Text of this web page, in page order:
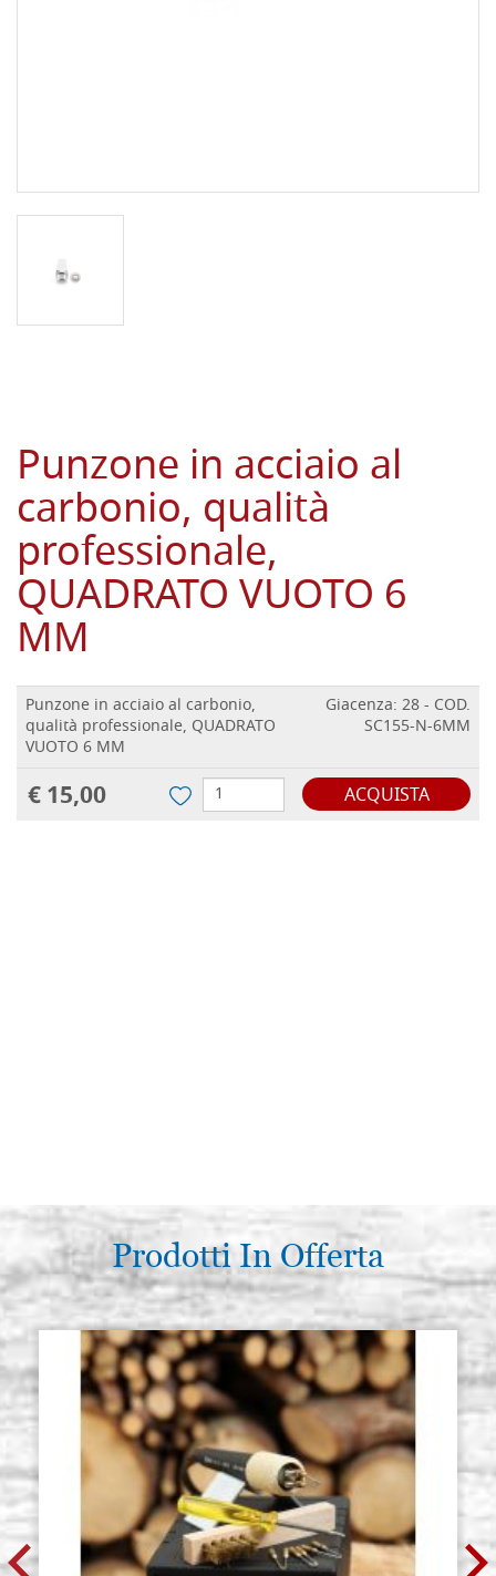
Punzone in acciaio al
carbonio, qualità
professionale,
QUADRATO VUOTO 6
MM
Punzone in acciaio al carbonio,
qualità professionale, QUADRATO
VUOTO 6 MM
Giacenza: 28 - COD.
SC155-N-6MM
€ 15,00 ACQUISTA
Prodotti In Offerta